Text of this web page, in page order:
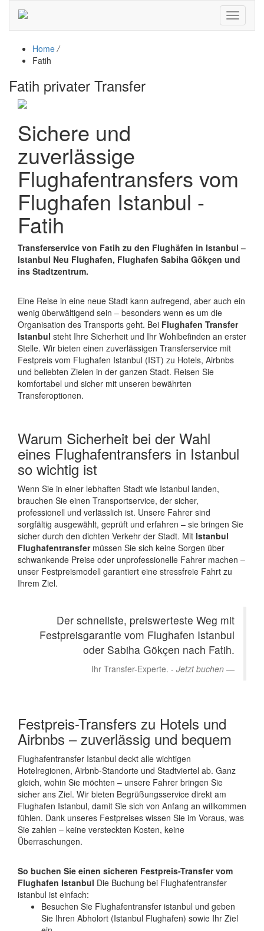
Toggle
Home /
Fatih
Fatih privater Transfer
Sichere und
zuverlässige
Flughafentransfers vom
Flughafen Istanbul -
Fatih
Transferservice von Fatih zu den Flughäfen in Istanbul –
Istanbul Neu Flughafen, Flughafen Sabiha Gökçen und
ins Stadtzentrum.
Eine Reise in eine neue Stadt kann aufregend, aber auch ein
wenig überwältigend sein – besonders wenn es um die
Organisation des Transports geht. Bei Flughafen Transfer
Istanbul steht Ihre Sicherheit und Ihr Wohlbefinden an erster
Stelle. Wir bieten einen zuverlässigen Transferservice mit
Festpreis vom Flughafen Istanbul (IST) zu Hotels, Airbnbs
und beliebten Zielen in der ganzen Stadt. Reisen Sie
komfortabel und sicher mit unseren bewährten
Transferoptionen.
Warum Sicherheit bei der Wahl
eines Flughafentransfers in Istanbul
so wichtig ist
Wenn Sie in einer lebhaften Stadt wie Istanbul landen,
brauchen Sie einen Transportservice, der sicher,
professionell und verlässlich ist. Unsere Fahrer sind
sorgfältig ausgewählt, geprüft und erfahren – sie bringen Sie
sicher durch den dichten Verkehr der Stadt. Mit Istanbul
Flughafentransfermüssen Sie sich keine Sorgen über
schwankende Preise oder unprofessionelle Fahrer machen –
unser Festpreismodell garantiert eine stressfreie Fahrt zu
Ihrem Ziel.
Der schnellste, preiswerteste Weg mit
Festpreisgarantie vom Flughafen Istanbul
oder Sabiha Gökçen nach Fatih.
Ihr Transfer-Experte. - Jetzt buchen
Festpreis-Transfers zu Hotels und
Airbnbs – zuverlässig und bequem
Flughafentransfer Istanbul deckt alle wichtigen
Hotelregionen, Airbnb-Standorte und Stadtviertel ab. Ganz
gleich, wohin Sie möchten – unsere Fahrer bringen Sie
sicher ans Ziel. Wir bieten Begrüßungsservice direkt am
Flughafen Istanbul, damit Sie sich von Anfang an willkommen
fühlen. Dank unseres Festpreises wissen Sie im Voraus, was
Sie zahlen – keine versteckten Kosten, keine
Überraschungen.
So buchen Sie einen sicheren Festpreis-Transfer vom
Flughafen Istanbul Die Buchung bei Flughafentransfer
istanbul ist einfach:
Besuchen Sie Flughafentransfer istanbul und geben
Sie Ihren Abholort (Istanbul Flughafen) sowie Ihr Ziel